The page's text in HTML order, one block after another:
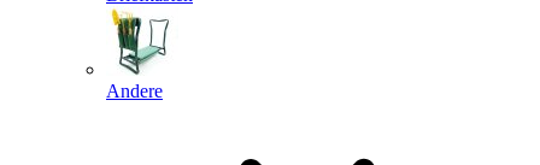
Andere